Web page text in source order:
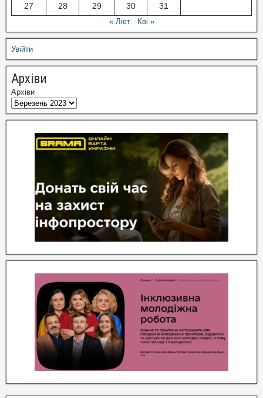
27 28 29 30 31
« Лют Кві »
Увійти
Архіви
Архіви